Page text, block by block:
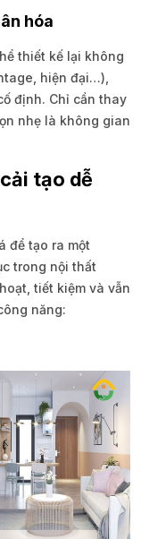
hóa
thiết kế lại không
hiện đại…),
định. Chỉ cần thay
nhẹ là không gian
tạo dễ
để tạo ra một
trong nội thất
tiết kiệm và vẫn
năng: